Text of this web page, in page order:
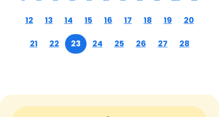
12 13 14 15 16 17 18 19 20
21 22 23 24 25 26 27 28